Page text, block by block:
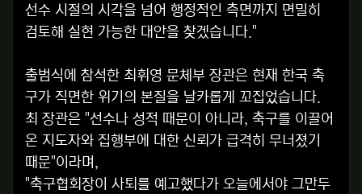
선수 시절의 시각을 넘어 행정적인 측면까지 면밀히
검토해 실현 가능한 대안을 찾겠습니다."
출범식에 참석한 최휘영 문체부 장관은 현재 한국 축
구가 직면한 위기의 본질을 날카롭게 꼬집었습니다.
최 장관은 "선수나 성적 때문이 아니라, 축구를 이끌어
온 지도자와 집행부에 대한 신뢰가 급격히 무너졌기
때문"이라며,
"축구협회장이 사퇴를 예고했다가 오늘에서야 그만두